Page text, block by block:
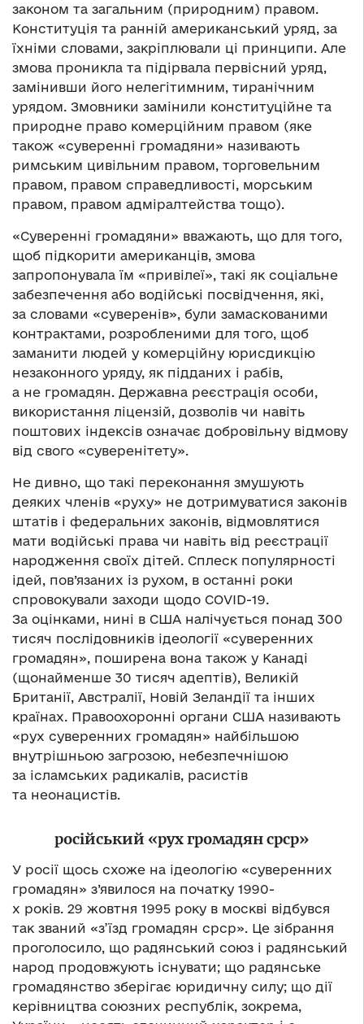
законом та загальним (природним) правом.
Конституція та ранній американський уряд, за
їхніми словами, закріплювали ці принципи. Але
змова проникла та підірвала первісний уряд,
замінивши його нелегітимним, тиранічним
урядом. Змовники замінили конституційне та
природне право комерційним правом (яке
також «суверенні громадяни» називають
римським цивільним правом, торговельним
правом, правом справедливості, морським
правом, правом адміралтейства тощо).
«Суверенні громадяни» вважають, що для того,
щоб підкорити американців, змова
запропонувала їм «привілеї», такі як соціальне
забезпечення або водійські посвідчення, які,
за словами «суверенів», були замаскованими
контрактами, розробленими для того, щоб
заманити людей у комерційну юрисдикцію
незаконного уряду, як підданих і рабів,
а не громадян. Державна реєстрація особи,
використання ліцензій, дозволів чи навіть
поштових індексів означає добровільну відмову
від свого «суверенітету».
Не дивно, що такі переконання змушують
деяких членів «руху» не дотримуватися законів
штатів і федеральних законів, відмовлятися
мати водійські права чи навіть від реєстрації
народження своїх дітей. Сплеск популярності
ідей, пов’язаних із рухом, в останні роки
спровокували заходи щодо COVID-19.
За оцінками, нині в США налічується понад 300
тисяч послідовників ідеології «суверенних
громадян», поширена вона також у Канаді
(щонайменше 30 тисяч адептів), Великій
Британії, Австралії, Новій Зеландії та інших
країнах. Правоохоронні органи США називають
«рух суверенних громадян» найбільшою
внутрішньою загрозою, небезпечнішою
за ісламських радикалів, расистів
та неонацистів.
російський «рух громадян срср»
У росії щось схоже на ідеологію «суверенних
громадян» з’явилося на початку 1990-
х років. 29 жовтня 1995 року в москві відбувся
так званий «з’їзд громадян срср». Це зібрання
проголосило, що радянський союз і радянський
народ продовжують існувати; що радянське
громадянство зберігає юридичну силу; що дії
керівництва союзних республік, зокрема,